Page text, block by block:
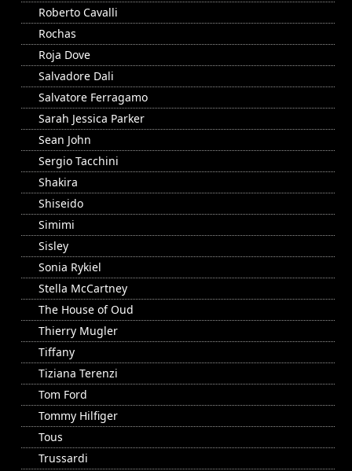
Roberto Cavalli
Rochas
Roja Dove
Salvadore Dali
Salvatore Ferragamo
Sarah Jessica Parker
Sean John
Sergio Tacchini
Shakira
Shiseido
Simimi
Sisley
Sonia Rykiel
Stella McCartney
The House of Oud
Thierry Mugler
Tiffany
Tiziana Terenzi
Tom Ford
Tommy Hilfiger
Tous
Trussardi